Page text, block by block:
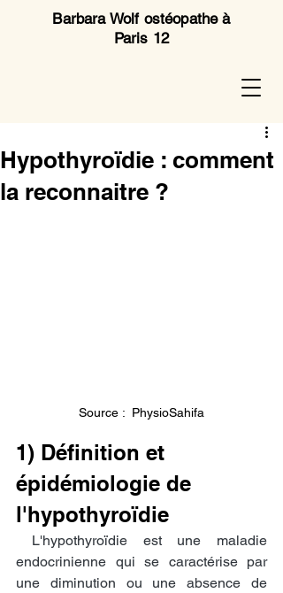
Barbara Wolf ostéopathe à
Paris 12
Hypothyroïdie : comment
la reconnaitre ?
Source :  PhysioSahifa
1) Définition et
épidémiologie de
l'hypothyroïdie
L'hypothyroïdie est une maladie
endocrinienne qui se caractérise par
une diminution ou une absence de